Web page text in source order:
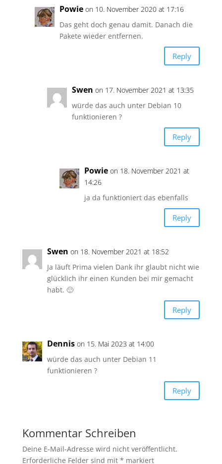
Powie on 10. November 2020 at 17:16
Das geht doch genau damit. Danach die
Pakete wieder entfernen.
Reply
Swen on 17. November 2021 at 13:35
würde das auch unter Debian 10
funktionieren ?
Reply
Powie on 18. November 2021 at
14:26
ja da funktioniert das ebenfalls
Reply
Swen on 18. November 2021 at 18:52
Ja läuft Prima vielen Dank ihr glaubt nicht wie
glücklich ihr einen Kunden bei mir gemacht
habt. 🙂
Reply
Dennis on 15. Mai 2023 at 14:00
würde das auch unter Debian 11
funktionieren ?
Reply
Kommentar Schreiben
Deine E-Mail-Adresse wird nicht veröffentlicht.
Erforderliche Felder sind mit * markiert